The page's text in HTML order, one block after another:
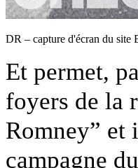
DR – capture d'écran du site
Et permet,
foyers de la
Romney” et
campagne